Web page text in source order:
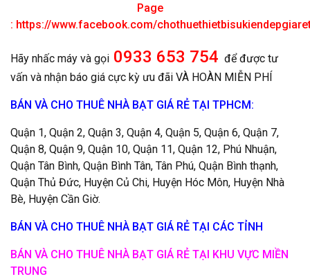
Page
: https://www.facebook.com/
Hãy nhấc máy và gọi 0933 653 754 để được tư
vấn và nhận báo giá cực kỳ ưu đãi VÀ HOÀN MIỄN PHÍ
BÁN VÀ CHO THUÊ NHÀ BẠT GIÁ RẺ TẠI TPHCM:
Quận 1, Quận 2, Quận 3, Quận 4, Quận 5, Quận 6, Quận 7,
Quận 8, Quận 9, Quận 10, Quận 11, Quận 12, Phú Nhuận,
Quận Tân Bình, Quận Bình Tân, Tân Phú, Quận Bình thạnh,
Quận Thủ Đức, Huyện Củ Chi, Huyện Hóc Môn, Huyện Nhà
Bè, Huyện Cần Giờ.
BÁN VÀ CHO THUÊ NHÀ BẠT GIÁ RẺ TẠI CÁC TỈNH
BÁN VÀ CHO THUÊ NHÀ BẠT GIÁ RẺ TẠI KHU VỰC MIỀN
TRUNG